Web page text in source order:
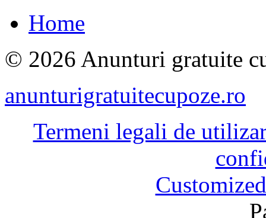
Home
© 2026 Anunturi gratuite
anunturigratuitecupoze.ro
Termeni legali de